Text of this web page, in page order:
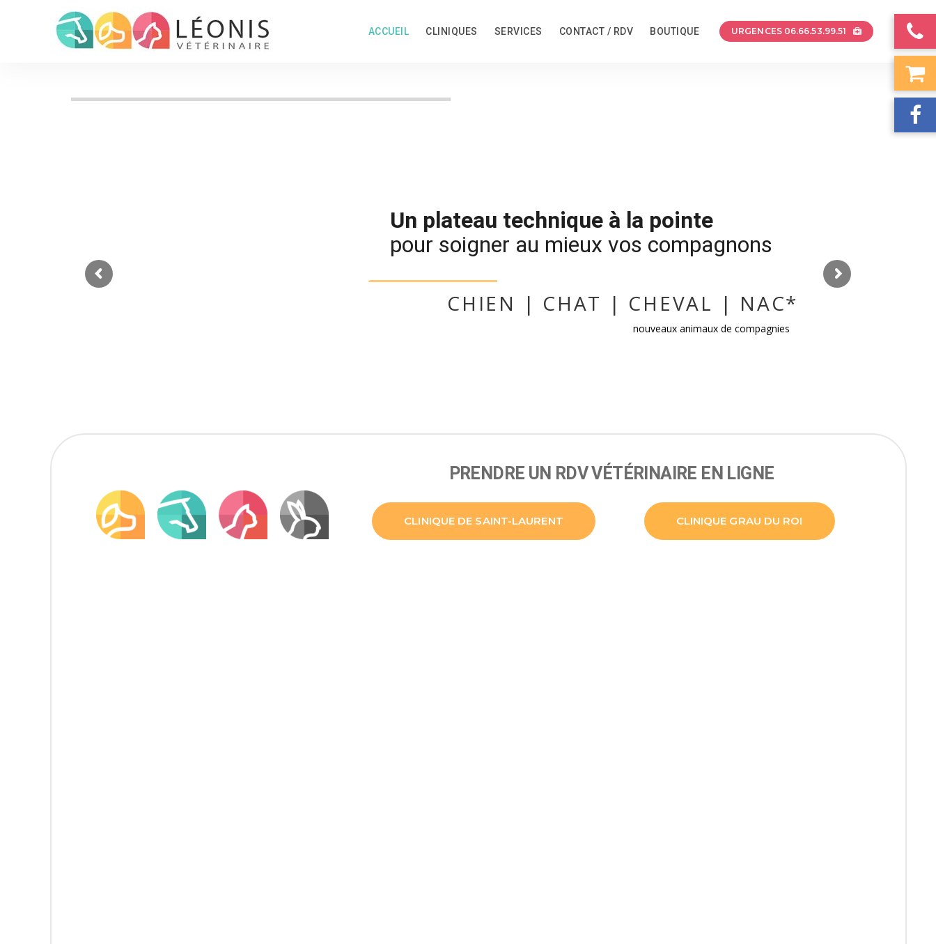
URGENCES 06.66.53.99.51
ACCUEIL CLINIQUES SERVICES CONTACT / RDV BOUTIQUE
Un plateau technique à la pointe
pour soigner au mieux vos compagnons
CHIEN | CHAT | CHEVAL | NAC*
nouveaux animaux de compagnies
PRENDRE UN RDV VÉTÉRINAIRE EN LIGNE
CLINIQUE DE SAINT-LAURENT CLINIQUE GRAU DU ROI